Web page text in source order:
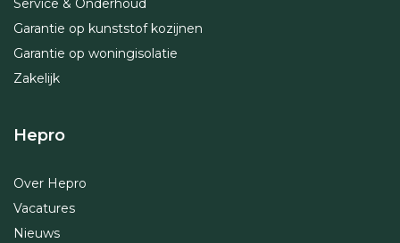
Service & Onderhoud
Garantie op kunststof kozijnen
Garantie op woningisolatie
Zakelijk
Hepro
Over Hepro
Vacatures
Nieuws